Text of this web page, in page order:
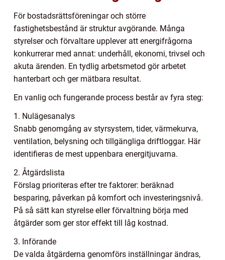
För bostadsrättsföreningar och större
fastighetsbestånd är struktur avgörande. Många
styrelser och förvaltare upplever att energifrågorna
konkurrerar med annat: underhåll, ekonomi, trivsel och
akuta ärenden. En tydlig arbetsmetod gör arbetet
hanterbart och ger mätbara resultat.
En vanlig och fungerande process består av fyra steg:
1. Nulägesanalys
Snabb genomgång av styrsystem, tider, värmekurva,
ventilation, belysning och tillgängliga driftloggar. Här
identifieras de mest uppenbara energitjuvarna.
2. Åtgärdslista
Förslag prioriteras efter tre faktorer: beräknad
besparing, påverkan på komfort och investeringsnivå.
På så sätt kan styrelse eller förvaltning börja med
åtgärder som ger stor effekt till låg kostnad.
3. Införande
De valda åtgärderna genomförs inställningar ändras,